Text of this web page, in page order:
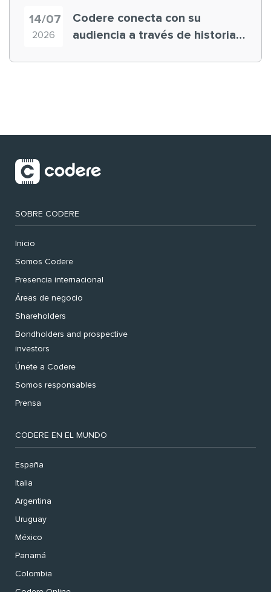
14/07
2026
Codere conecta con su
audiencia a través de historias
SOBRE CODERE
Inicio
Somos Codere
Presencia internacional
Áreas de negocio
Shareholders
Bondholders and prospective
investors
Únete a Codere
Somos responsables
Prensa
CODERE EN EL MUNDO
España
Italia
Argentina
Uruguay
México
Panamá
Colombia